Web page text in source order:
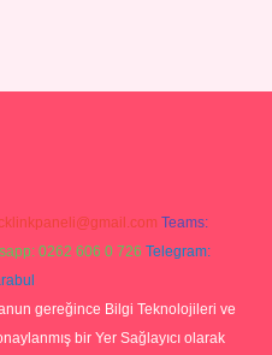
Teams:
0262 606 0 726 Telegram:
gereğince Bilgi Teknolojileri ve
bir Yer Sağlayıcı olarak